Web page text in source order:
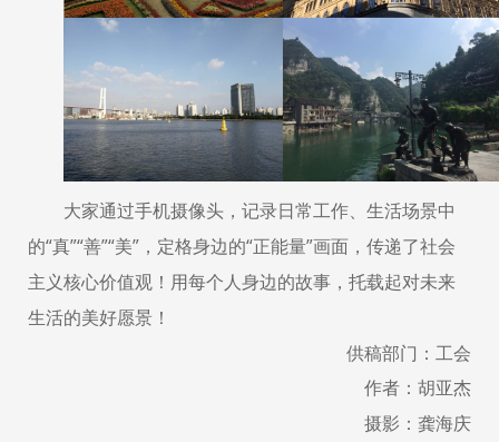
大家通过手机摄像头，记录日常工作、生活场景中
的“真”“善”“美”，定格身边的“正能量”画面，传递了社会
主义核心价值观！用每个人身边的故事，托载起对未来
生活的美好愿景！
供稿部门：工会
作者：胡亚杰
摄影：龚海庆